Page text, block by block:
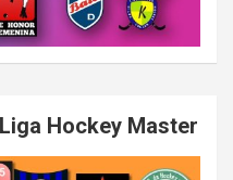
Hockey Master